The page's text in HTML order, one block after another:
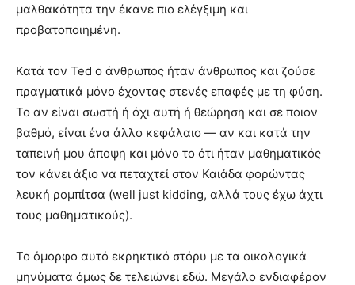
μαλθακότητα την έκανε πιο ελέγξιμη και
προβατοποιημένη.
Κατά τον Ted ο άνθρωπος ήταν άνθρωπος και ζούσε
πραγματικά μόνο έχοντας στενές επαφές με τη φύση.
Το αν είναι σωστή ή όχι αυτή ή θεώρηση και σε ποιον
βαθμό, είναι ένα άλλο κεφάλαιο — αν και κατά την
ταπεινή μου άποψη και μόνο το ότι ήταν μαθηματικός
τον κάνει άξιο να πεταχτεί στον Καιάδα φορώντας
λευκή ρομπίτσα (well just kidding, αλλά τους έχω άχτι
τους μαθηματικούς).
Το όμορφο αυτό εκρηκτικό στόρυ με τα οικολογικά
μηνύματα όμως δε τελειώνει εδώ. Μεγάλο ενδιαφέρον